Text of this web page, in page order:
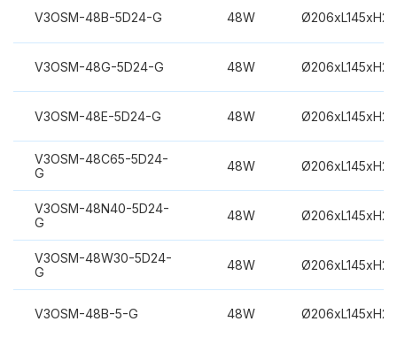
V3OSM-48B-5D24-G 48W
V3OSM-48G-5D24-G 48W
V3OSM-48E-5D24-G 48W
V3OSM-48C65-5D24-
G
48W
V3OSM-48N40-5D24-
G
48W
V3OSM-48W30-5D24-
G
48W
V3OSM-48B-5-G 48W